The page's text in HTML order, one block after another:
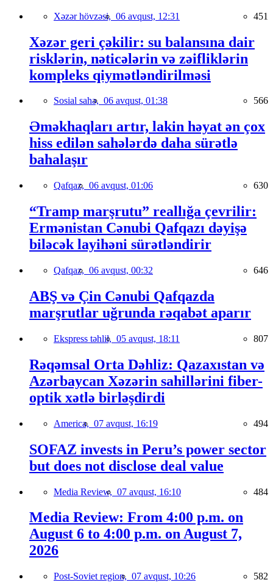
Xəzər hövzəsi, 06 avqust, 12:31 451
Xəzər geri çəkilir: su balansına dair
risklərin, nəticələrin və zəifliklərin
kompleks qiymətləndirilməsi
Sosial sahə, 06 avqust, 01:38 566
Əməkhaqları artır, lakin həyat ən çox
hiss edilən sahələrdə daha sürətlə
bahalaşır
Qafqaz, 06 avqust, 01:06 630
“Tramp marşrutu” reallığa çevrilir:
Ermənistan Cənubi Qafqazı dəyişə
biləcək layihəni sürətləndirir
Qafqaz, 06 avqust, 00:32 646
ABŞ və Çin Cənubi Qafqazda
marşrutlar uğrunda rəqabət aparır
Ekspress təhlil, 05 avqust, 18:11 807
Rəqəmsal Orta Dəhliz: Qazaxıstan və
Azərbaycan Xəzərin sahillərini fiber-
optik xətlə birləşdirdi
America, 07 avqust, 16:19 494
SOFAZ invests in Peru’s power sector
but does not disclose deal value
Media Review, 07 avqust, 16:10 484
Media Review: From 4:00 p.m. on
August 6 to 4:00 p.m. on August 7,
2026
Post-Soviet region, 07 avqust, 10:26 582